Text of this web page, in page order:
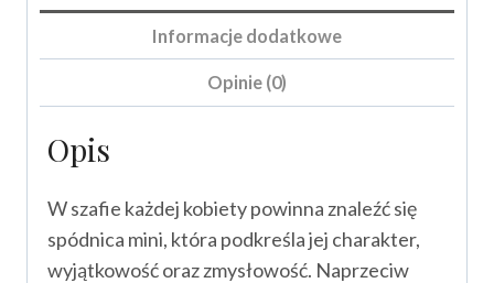
Informacje dodatkowe
Opinie (0)
Opis
W szafie każdej kobiety powinna znaleźć się
spódnica mini, która podkreśla jej charakter,
wyjątkowość oraz zmysłowość. Naprzeciw